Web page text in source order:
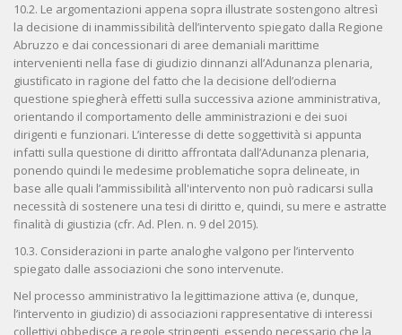
10.2. Le argomentazioni appena sopra illustrate sostengono altresì
la decisione di inammissibilità dell’intervento spiegato dalla Regione
Abruzzo e dai concessionari di aree demaniali marittime
intervenienti nella fase di giudizio dinnanzi all’Adunanza plenaria,
giustificato in ragione del fatto che la decisione dell’odierna
questione spiegherà effetti sulla successiva azione amministrativa,
orientando il comportamento delle amministrazioni e dei suoi
dirigenti e funzionari. L’interesse di dette soggettività si appunta
infatti sulla questione di diritto affrontata dall’Adunanza plenaria,
ponendo quindi le medesime problematiche sopra delineate, in
base alle quali l’ammissibilità all'intervento non può radicarsi sulla
necessità di sostenere una tesi di diritto e, quindi, su mere e astratte
finalità di giustizia (cfr. Ad. Plen. n. 9 del 2015).
10.3. Considerazioni in parte analoghe valgono per l’intervento
spiegato dalle associazioni che sono intervenute.
Nel processo amministrativo la legittimazione attiva (e, dunque,
l’intervento in giudizio) di associazioni rappresentative di interessi
collettivi obbedisce a regole stringenti, essendo necessario che la